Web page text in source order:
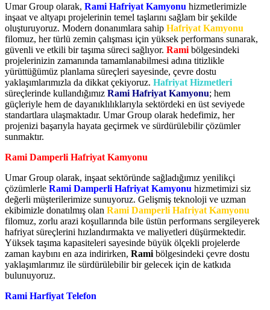
Umar Group olarak, Rami Hafriyat Kamyonu hizmetlerimizle
inşaat ve altyapı projelerinin temel taşlarını sağlam bir şekilde
oluşturuyoruz. Modern donanımlara sahip Hafriyat Kamyonu
filomuz, her türlü zemin çalışması için yüksek performans sunarak,
güvenli ve etkili bir taşıma süreci sağlıyor. Rami bölgesindeki
projelerinizin zamanında tamamlanabilmesi adına titizlikle
yürüttüğümüz planlama süreçleri sayesinde, çevre dostu
yaklaşımlarımızla da dikkat çekiyoruz. Hafriyat Hizmetleri
süreçlerinde kullandığımız Rami Hafriyat Kamyonu; hem
güçleriyle hem de dayanıklılıklarıyla sektördeki en üst seviyede
standartlara ulaşmaktadır. Umar Group olarak hedefimiz, her
projenizi başarıyla hayata geçirmek ve sürdürülebilir çözümler
sunmaktır.
Rami Damperli Hafriyat Kamyonu
Umar Group olarak, inşaat sektöründe sağladığımız yenilikçi
çözümlerle Rami Damperli Hafriyat Kamyonu hizmetimizi siz
değerli müşterilerimize sunuyoruz. Gelişmiş teknoloji ve uzman
ekibimizle donatılmış olan Rami Damperli Hafriyat Kamyonu
filomuz, zorlu arazi koşullarında bile üstün performans sergileyerek
hafriyat süreçlerini hızlandırmakta ve maliyetleri düşürmektedir.
Yüksek taşıma kapasiteleri sayesinde büyük ölçekli projelerde
zaman kaybını en aza indirirken, Rami bölgesindeki çevre dostu
yaklaşımlarımız ile sürdürülebilir bir gelecek için de katkıda
bulunuyoruz.
Rami Harfiyat Telefon